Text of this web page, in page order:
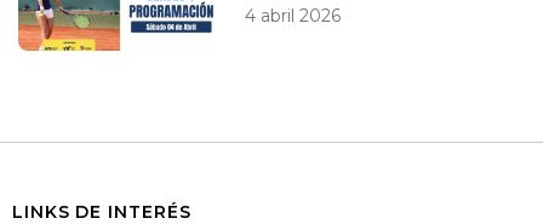
4 abril 2026
LINKS DE INTERÉS